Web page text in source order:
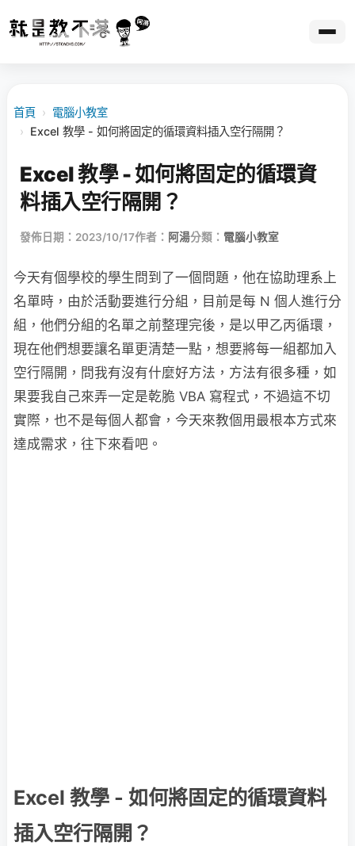
首頁 › 電腦小教室
› Excel 教學 - 如何將固定的循環資料插入空行隔開？
Excel 教學 - 如何將固定的循環資
料插入空行隔開？
發佈日期：2023/10/17作者： 阿湯分類： 電腦小教室
今天有個學校的學生問到了一個問題，他在協助理系上
名單時，由於活動要進行分組，目前是每 N 個人進行分
組，他們分組的名單之前整理完後，是以甲乙丙循環，
現在他們想要讓名單更清楚一點，想要將每一組都加入
空行隔開，問我有沒有什麼好方法，方法有很多種，如
果要我自己來弄一定是乾脆 VBA 寫程式，不過這不切
實際，也不是每個人都會，今天來教個用最根本方式來
達成需求，往下來看吧。
Excel 教學 - 如何將固定的循環資料
插入空行隔開？